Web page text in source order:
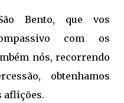
Bento, que vos
com os
nós, recorrendo
obtenhamos
aflições.